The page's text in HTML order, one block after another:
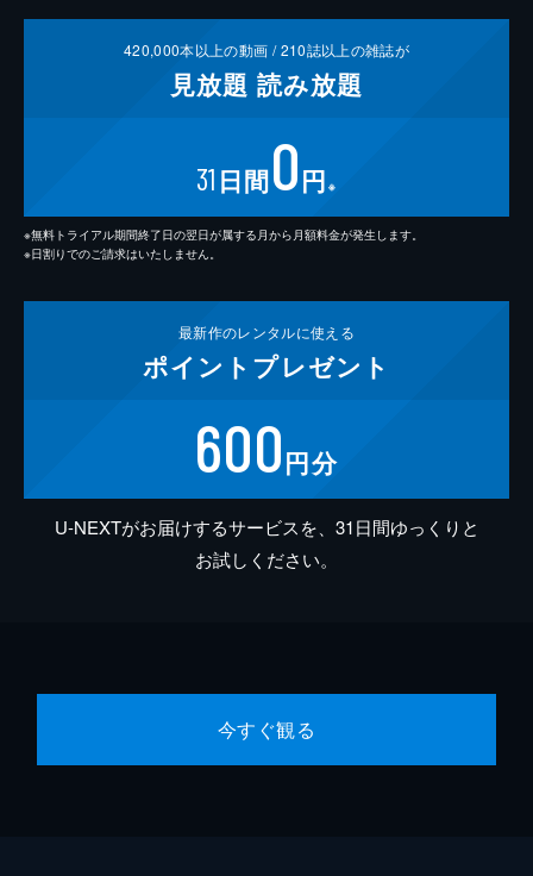
420,000本以上の動画 /210誌以上の雑誌が
見放題 読み放題
31 日間0円 ※
※無料トライアル期間終了日の翌日が属する月から月額料金が発生します。
※日割りでのご請求はいたしません。
最新作のレンタルに使える
ポイント プレゼント
600円分
U-NEXTがお届けするサービスを、31日間ゆっくりと
お試しください。
今すぐ観る